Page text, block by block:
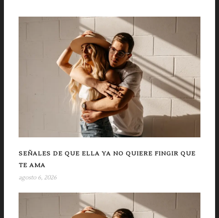
SEÑALES DE QUE ELLA YA NO QUIERE FINGIR QUE
TE AMA
agosto 6, 2026